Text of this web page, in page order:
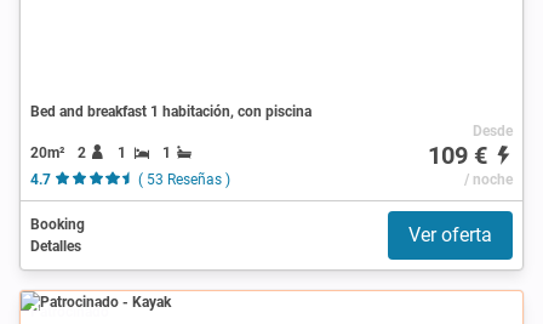
Bed and breakfast 1 habitación, con piscina
20m² 2 1
1
4.7
( 53 Reseñas )
Desde
109 €
/ noche
Booking
Detalles
Ver oferta
Patrocinado